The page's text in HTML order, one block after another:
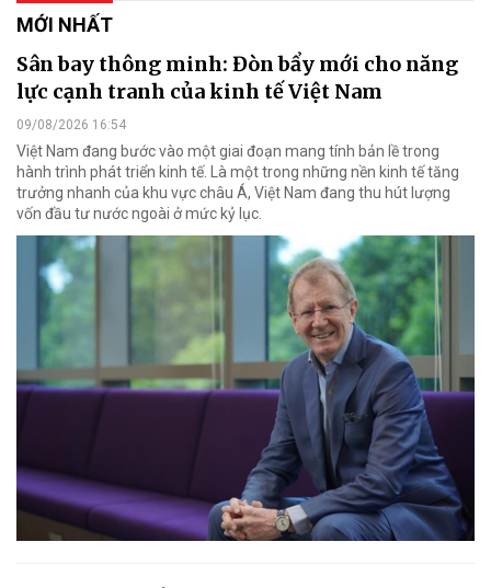
MỚI NHẤT
Sân bay thông minh: Đòn bẩy mới cho năng
lực cạnh tranh của kinh tế Việt Nam
09/08/2026 16:54
Việt Nam đang bước vào một giai đoạn mang tính bản lề trong
hành trình phát triển kinh tế. Là một trong những nền kinh tế tăng
trưởng nhanh của khu vực châu Á, Việt Nam đang thu hút lượng
vốn đầu tư nước ngoài ở mức kỷ lục.